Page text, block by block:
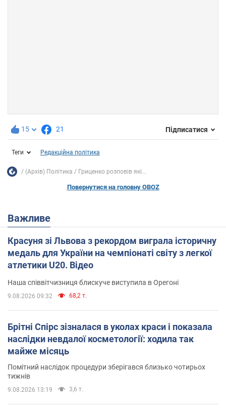
15 21 Підписатися
Теги Редакційна політика
(Архів) Політика Гриценко розповів які...
Повернутися на головну OBOZ
Важливе
Красуня зі Львова з рекордом виграла історичну
медаль для України на чемпіонаті світу з легкої
атлетики U20. Відео
Наша співвітчизниця блискуче виступила в Орегоні
9.08.2026 09:32 68,2 т.
Брітні Спірс зізналася в уколах краси і показала
наслідки невдалої косметології: ходила так
майже місяць
Помітний наслідок процедури зберігався близько чотирьох
тижнів
9.08.2026 13:19 3,6 т.